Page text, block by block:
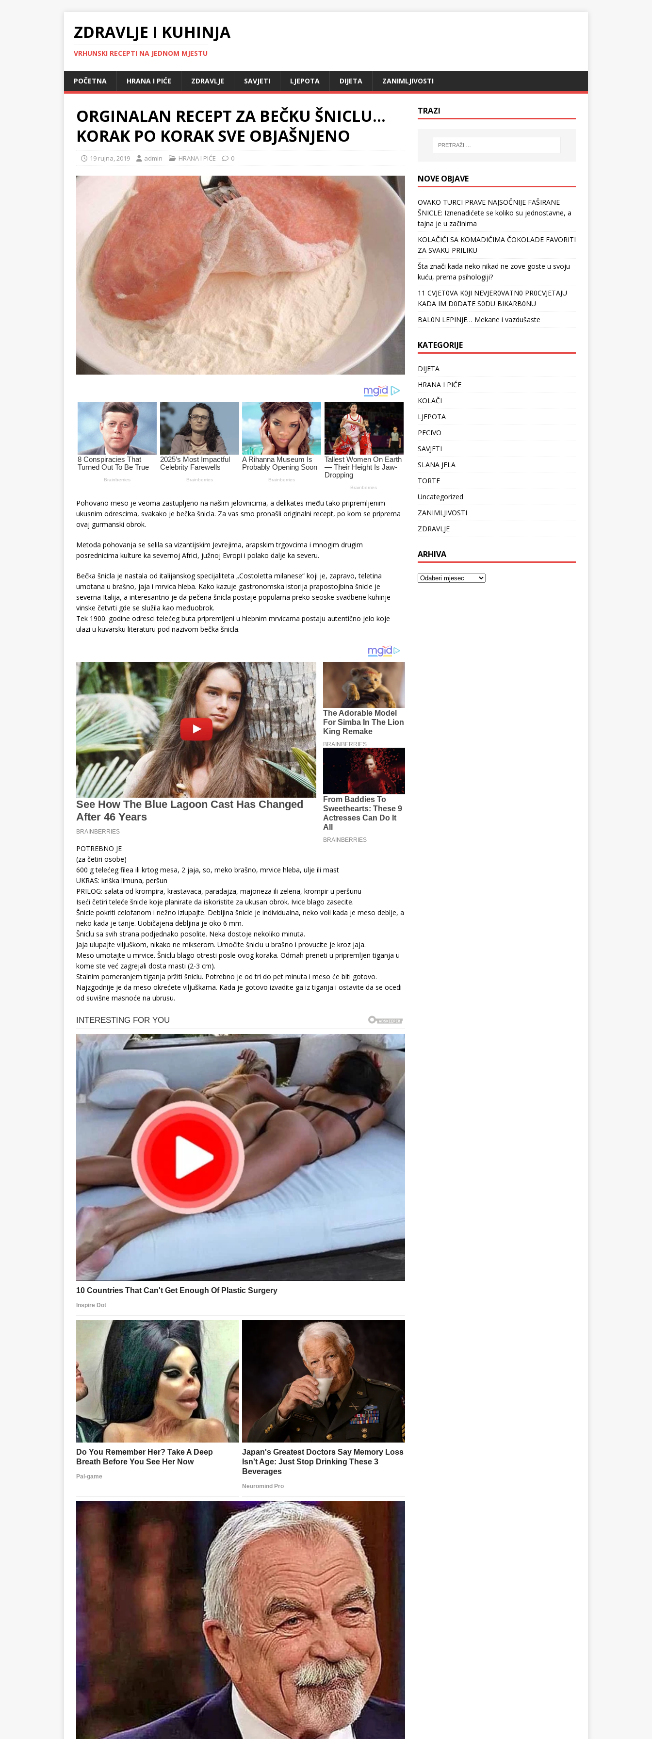
ZDRAVLJE I KUHINJA
VRHUNSKI RECEPTI NA JEDNOM MJESTU
POČETNA HRANA I PIĆE ZDRAVLJE SAVJETI LJEPOTA DIJETA ZANIMLJIVOSTI
ORGINALAN RECEPT ZA BEČKU ŠNICLU…
KORAK PO KORAK SVE OBJAŠNJENO
19 rujna, 2019 admin HRANA I PIĆE 0
Pohovano meso je veoma zastupljeno na našim jelovnicima, a delikates među tako pripremljenim
ukusnim odrescima, svakako je bečka šnicla. Za vas smo pronašli originalni recept, po kom se priprema
ovaj gurmanski obrok.
Metoda pohovanja se selila sa vizantijskim Jevrejima, arapskim trgovcima i mnogim drugim
posrednicima kulture ka severnoj Africi, južnoj Evropi i polako dalje ka severu.
Bečka šnicla je nastala od italijanskog specijaliteta „Costoletta milanese“ koji je, zapravo, teletina
umotana u brašno, jaja i mrvica hleba. Kako kazuje gastronomska istorija prapostojbina šnicle je
severna Italija, a interesantno je da pečena šnicla postaje popularna preko seoske svadbene kuhinje
vinske četvrti gde se služila kao međuobrok.
Tek 1900. godine odresci telećeg buta pripremljeni u hlebnim mrvicama postaju autentično jelo koje
ulazi u kuvarsku literaturu pod nazivom bečka šnicla.
POTREBNO JE
(za četiri osobe)
600 g telećeg filea ili krtog mesa, 2 jaja, so, meko brašno, mrvice hleba, ulje ili mast
UKRAS: kriška limuna, peršun
PRILOG: salata od krompira, krastavaca, paradajza, majoneza ili zelena, krompir u peršunu
Iseći četiri teleće šnicle koje planirate da iskoristite za ukusan obrok. Ivice blago zasecite.
Šnicle pokriti celofanom i nežno izlupajte. Debljina šnicle je individualna, neko voli kada je meso deblje, a
neko kada je tanje. Uobičajena debljina je oko 6 mm.
Šniclu sa svih strana podjednako posolite. Neka dostoje nekoliko minuta.
Jaja ulupajte viljuškom, nikako ne mikserom. Umočite šniclu u brašno i provucite je kroz jaja.
Meso umotajte u mrvice. Šniclu blago otresti posle ovog koraka. Odmah preneti u pripremljen tiganja u
kome ste već zagrejali dosta masti (2-3 cm).
Stalnim pomeranjem tiganja pržiti šniclu. Potrebno je od tri do pet minuta i meso će biti gotovo.
Najzgodnije je da meso okrećete viljuškama. Kada je gotovo izvadite ga iz tiganja i ostavite da se ocedi
od suvišne masnoće na ubrusu.
TRAZI
NOVE OBJAVE
OVAKO TURCI PRAVE NAJSOČNIJE FAŠIRANE
ŠNICLE: Iznenadićete se koliko su jednostavne, a
tajna je u začinima
KOLAČIĆI SA KOMADIĆIMA ČOKOLADE FAVORITI
ZA SVAKU PRILIKU
Šta znači kada neko nikad ne zove goste u svoju
kuću, prema psihologiji?
11 CVJET0VA K0JI NEVJER0VATN0 PR0CVJETAJU
KADA IM D0DATE S0DU BIKARB0NU
BAL0N LEPINJE… Mekane i vazdušaste
KATEGORIJE
DIJETA
HRANA I PIĆE
KOLAČI
LJEPOTA
PECIVO
SAVJETI
SLANA JELA
TORTE
Uncategorized
ZANIMLJIVOSTI
ZDRAVLJE
ARHIVA